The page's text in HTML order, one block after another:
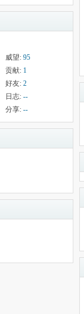
威望: 95
贡献: 1
好友: 2
日志: --
分享: --